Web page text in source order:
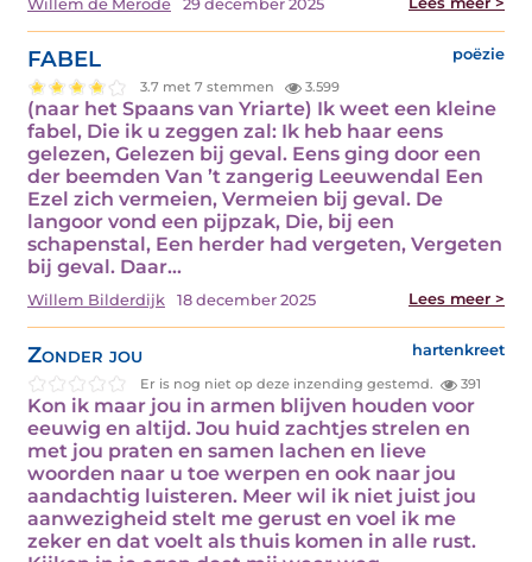
Willem de Merode 29 december 2025
FABEL poëzie
3.7 met 7 stemmen 3.599
(naar het Spaans van Yriarte) Ik weet een kleine
fabel, Die ik u zeggen zal: Ik heb haar eens
gelezen, Gelezen bij geval. Eens ging door een
der beemden Van ’t zangerig Leeuwendal Een
Ezel zich vermeien, Vermeien bij geval. De
langoor vond een pijpzak, Die, bij een
schapenstal, Een herder had vergeten, Vergeten
bij geval. Daar…
Willem Bilderdijk 18 december 2025 Lees meer >
Zonder jou hartenkreet
Er is nog niet op deze inzending gestemd. 391
Kon ik maar jou in armen blijven houden voor
eeuwig en altijd. Jou huid zachtjes strelen en
met jou praten en samen lachen en lieve
woorden naar u toe werpen en ook naar jou
aandachtig luisteren. Meer wil ik niet juist jou
aanwezigheid stelt me gerust en voel ik me
zeker en dat voelt als thuis komen in alle rust.